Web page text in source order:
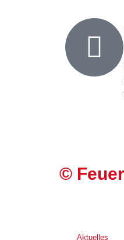
©
Aktuelles